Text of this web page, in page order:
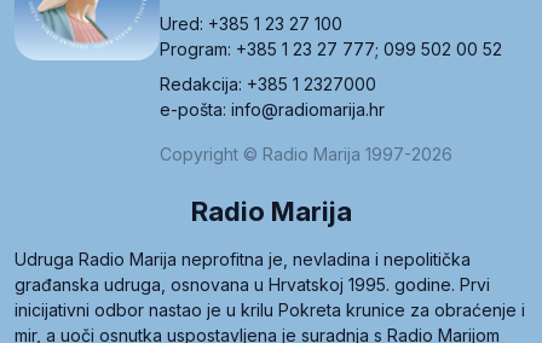
Ured: +385 1 23 27 100
Program: +385 1 23 27 777; 099 502 00 52
Redakcija: +385 1 2327000
e-pošta: info@radiomarija.hr
Copyright © Radio Marija 1997-2026
Radio Marija
Udruga Radio Marija neprofitna je, nevladina i nepolitička
građanska udruga, osnovana u Hrvatskoj 1995. godine. Prvi
inicijativni odbor nastao je u krilu Pokreta krunice za obraćenje i
mir, a uoči osnutka uspostavljena je suradnja s Radio Marijom